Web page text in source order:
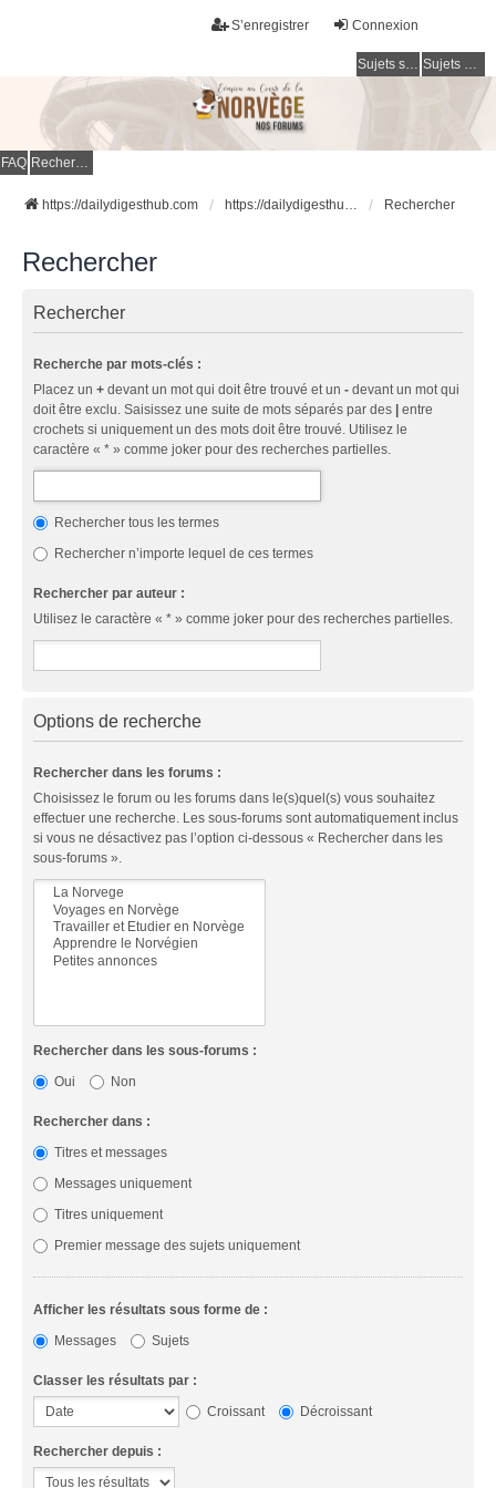
Connexion
S’enregistrer
Sujets sans réponse Sujets actifs
FAQ Rechercher
https://dailydigesthub.com https://dailydigesthub.com Rechercher
Rechercher
Rechercher
Recherche par mots-clés :
Placez un + devant un mot qui doit être trouvé et un - devant un mot qui
doit être exclu. Saisissez une suite de mots séparés par des
entre
crochets si uniquement un des mots doit être trouvé. Utilisez le
caractère « * » comme joker pour des recherches partielles.
Rechercher tous les termes
Rechercher n’importe lequel de ces termes
Rechercher par auteur :
Utilisez le caractère « * » comme joker pour des recherches partielles.
Options de recherche
Rechercher dans les forums :
Choisissez le forum ou les forums dans le(s)quel(s) vous souhaitez
effectuer une recherche. Les sous-forums sont automatiquement inclus
si vous ne désactivez pas l’option ci-dessous « Rechercher dans les
sous-forums ».
Rechercher dans les sous-forums :
Oui
Non
Rechercher dans :
Titres et messages
Messages uniquement
Titres uniquement
Premier message des sujets uniquement
Afficher les résultats sous forme de :
Messages
Sujets
Classer les résultats par :
Croissant
Décroissant
Rechercher depuis :